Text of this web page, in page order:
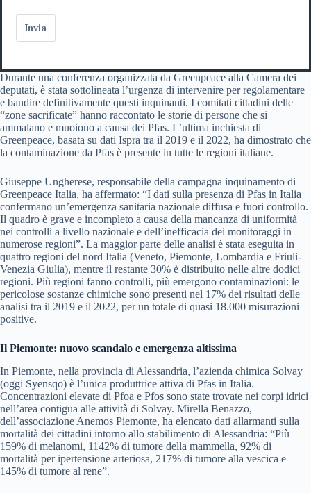
Invia
Durante una conferenza organizzata da Greenpeace alla Camera dei
deputati, è stata sottolineata l’urgenza di intervenire per regolamentare
e bandire definitivamente questi inquinanti. I comitati cittadini delle
“zone sacrificate” hanno raccontato le storie di persone che si
ammalano e muoiono a causa dei Pfas. L’ultima inchiesta di
Greenpeace, basata su dati Ispra tra il 2019 e il 2022, ha dimostrato che
la contaminazione da Pfas è presente in tutte le regioni italiane.
Giuseppe Ungherese, responsabile della campagna inquinamento di
Greenpeace Italia, ha affermato: “I dati sulla presenza di Pfas in Italia
confermano un’emergenza sanitaria nazionale diffusa e fuori controllo.
Il quadro è grave e incompleto a causa della mancanza di uniformità
nei controlli a livello nazionale e dell’inefficacia dei monitoraggi in
numerose regioni”. La maggior parte delle analisi è stata eseguita in
quattro regioni del nord Italia (Veneto, Piemonte, Lombardia e Friuli-
Venezia Giulia), mentre il restante 30% è distribuito nelle altre dodici
regioni. Più regioni fanno controlli, più emergono contaminazioni: le
pericolose sostanze chimiche sono presenti nel 17% dei risultati delle
analisi tra il 2019 e il 2022, per un totale di quasi 18.000 misurazioni
positive.
Il Piemonte: nuovo scandalo e emergenza altissima
In Piemonte, nella provincia di Alessandria, l’azienda chimica Solvay
(oggi Syensqo) è l’unica produttrice attiva di Pfas in Italia.
Concentrazioni elevate di Pfoa e Pfos sono state trovate nei corpi idrici
nell’area contigua alle attività di Solvay. Mirella Benazzo,
dell’associazione Anemos Piemonte, ha elencato dati allarmanti sulla
mortalità dei cittadini intorno allo stabilimento di Alessandria: “Più
159% di melanomi, 1142% di tumore della mammella, 92% di
mortalità per ipertensione arteriosa, 217% di tumore alla vescica e
145% di tumore al rene”.